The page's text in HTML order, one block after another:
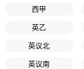
西甲
英乙
英议北
英议南